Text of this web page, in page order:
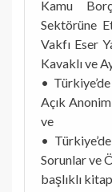
Kamu
Sektörüne
Vakfı Eser
Kavaklı ve
•
Açık
ve
•
Sorunlar ve
başlıklı